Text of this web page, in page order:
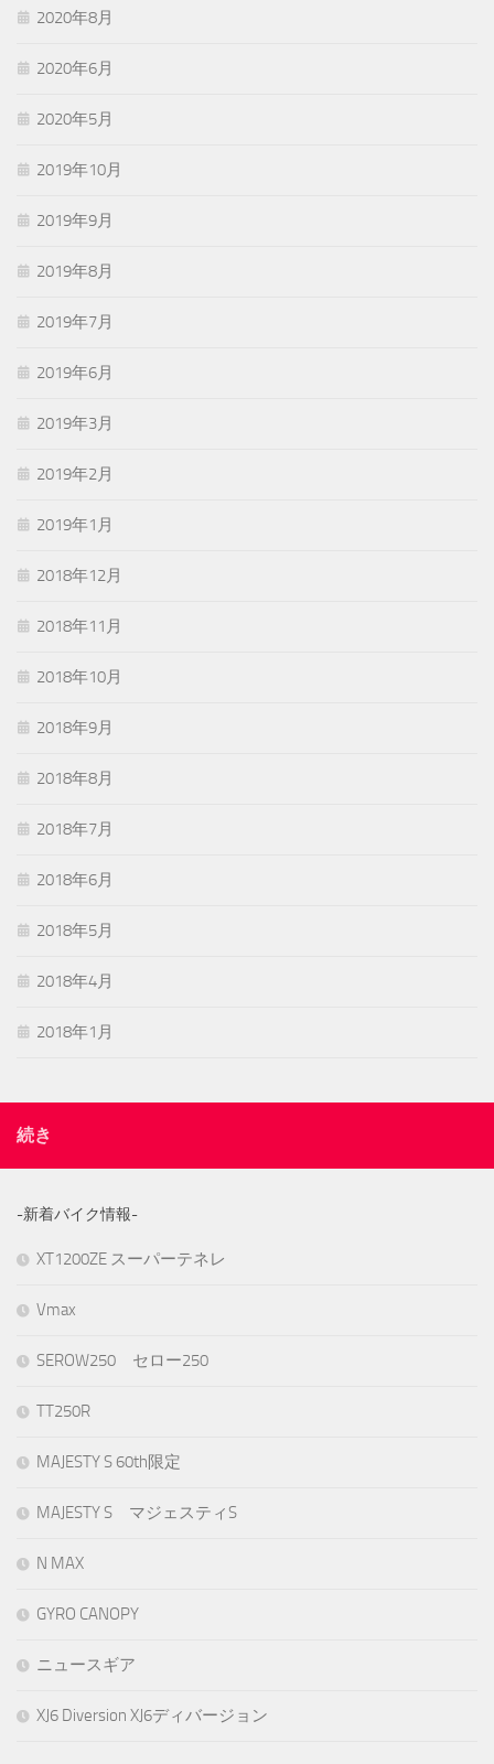
2020年8月
2020年6月
2020年5月
2019年10月
2019年9月
2019年8月
2019年7月
2019年6月
2019年3月
2019年2月
2019年1月
2018年12月
2018年11月
2018年10月
2018年9月
2018年8月
2018年7月
2018年6月
2018年5月
2018年4月
2018年1月
続き
-新着バイク情報-
XT1200ZE スーパーテネレ
Vmax
SEROW250 セロー250
TT250R
MAJESTY S 60th限定
MAJESTY S マジェスティS
N MAX
GYRO CANOPY
ニュースギア
XJ6 Diversion XJ6ディバージョン